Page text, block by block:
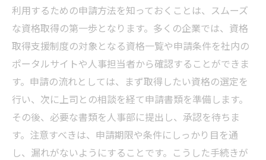
利用するための申請方法を知っておくことは、スムーズ
な資格取得の第一歩となります。多くの企業では、資格
取得支援制度の対象となる資格一覧や申請条件を社内の
ポータルサイトや人事担当者から確認することができま
す。申請の流れとしては、まず取得したい資格の選定を
行い、次に上司との相談を経て申請書類を準備します。
その後、必要な書類を人事部に提出し、承認を待ちま
す。注意すべきは、申請期限や条件にしっかり目を通
し、漏れがないようにすることです。こうした手続きが